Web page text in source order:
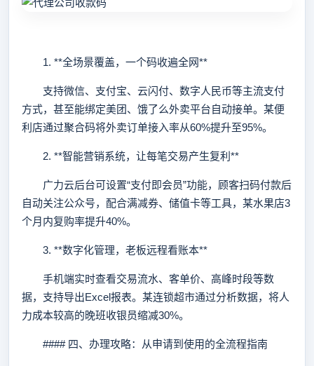
1. **全场景覆盖，一个码收遍全网**
支持微信、支付宝、云闪付、数字人民币等主流支付
方式，甚至能绑定美团、饿了么外卖平台自动接单。某便
利店通过聚合码将外卖订单接入率从60%提升至95%。
2. **智能营销系统，让每笔交易产生复利**
广力云后台可设置“支付即会员”功能，顾客扫码付款后
自动关注公众号，配合满减券、储值卡等工具，某水果店3
个月内复购率提升40%。
3. **数字化管理，老板远程看账本**
手机端实时查看交易流水、客单价、高峰时段等数
据，支持导出Excel报表。某连锁超市通过分析数据，将人
力成本较高的晚班收银员缩减30%。
#### 四、办理攻略：从申请到使用的全流程指南